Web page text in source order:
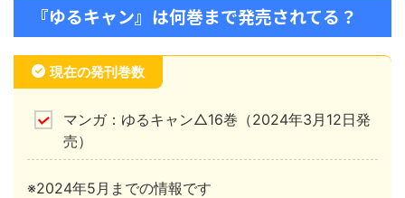
『ゆるキャン』は何巻まで発売されてる？
現在の発刊巻数
マンガ：ゆるキャン△16巻（2024年3月12日発
売）
※2024年5月までの情報です